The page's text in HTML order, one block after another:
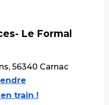
Le Formal
56340 Carnac
train !